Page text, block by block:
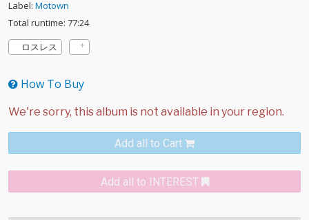
Label: Motown
Total runtime: 77:24
ロスレス
How To Buy
Add all to Cart
Add all to INTEREST